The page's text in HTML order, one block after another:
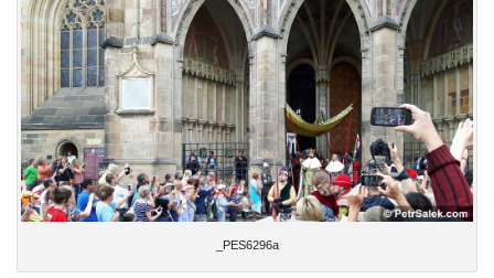
_PES6296a